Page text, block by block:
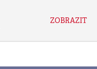
ZOBRAZIT